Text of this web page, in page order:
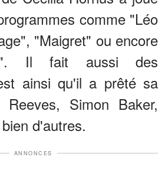
comme "Léo
"Maigret" ou encore
Il fait aussi des
ainsi qu'il a prêté sa
Simon Baker,
d'autres.
ANNONCES